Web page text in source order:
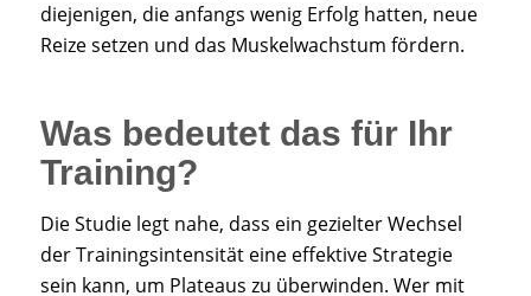
diejenigen, die anfangs wenig Erfolg hatten, neue
Reize setzen und das Muskelwachstum fördern.
Was bedeutet das für Ihr
Training?
Die Studie legt nahe, dass ein gezielter Wechsel
der Trainingsintensität eine effektive Strategie
sein kann, um Plateaus zu überwinden. Wer mit